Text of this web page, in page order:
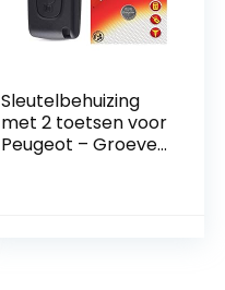
Sleutelbehuizing
met 2 toetsen voor
Peugeot – Groeven